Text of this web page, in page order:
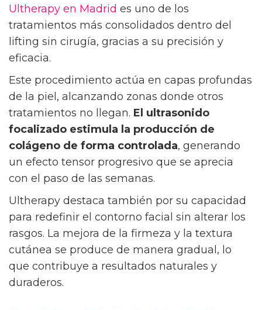
Ultherapy en Madrid es uno de los
tratamientos más consolidados dentro del
lifting sin cirugía, gracias a su precisión y
eficacia.
Este procedimiento actúa en capas profundas
de la piel, alcanzando zonas donde otros
tratamientos no llegan. El ultrasonido
focalizado estimula la producción de
colágeno de forma controlada, generando
un efecto tensor progresivo que se aprecia
con el paso de las semanas.
Ultherapy destaca también por su capacidad
para redefinir el contorno facial sin alterar los
rasgos. La mejora de la firmeza y la textura
cutánea se produce de manera gradual, lo
que contribuye a resultados naturales y
duraderos.